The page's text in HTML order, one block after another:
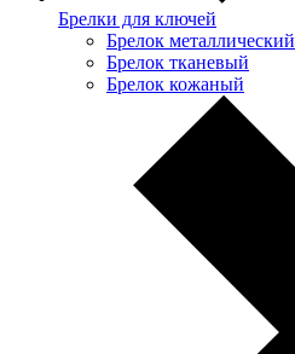
Брелки для ключей
Брелок металлический
Брелок тканевый
Брелок кожаный